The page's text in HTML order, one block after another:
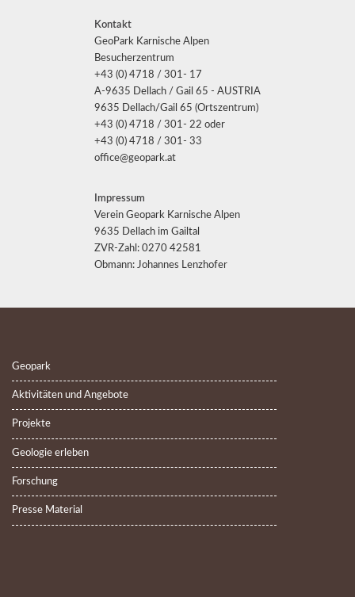
Kontakt
GeoPark Karnische Alpen
Besucherzentrum
+43 (0) 4718 / 301- 17
A-9635 Dellach / Gail 65 - AUSTRIA
9635 Dellach/Gail 65 (Ortszentrum)
+43 (0) 4718 / 301- 22 oder
+43 (0) 4718 / 301- 33
office@geopark.at
Impressum
Verein Geopark Karnische Alpen
9635 Dellach im Gailtal
ZVR-Zahl: 0270 42581
Obmann: Johannes Lenzhofer
Geopark
Aktivitäten und Angebote
Projekte
Geologie erleben
Forschung
Presse Material